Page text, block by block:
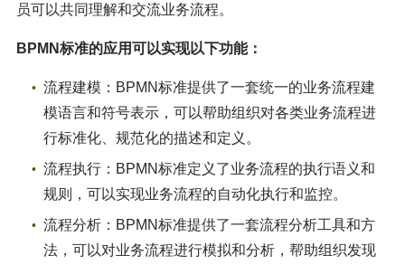
员可以共同理解和交流业务流程。
BPMN标准的应用可以实现以下功能：
流程建模：BPMN标准提供了一套统一的业务流程建
模语言和符号表示，可以帮助组织对各类业务流程进
行标准化、规范化的描述和定义。
流程执行：BPMN标准定义了业务流程的执行语义和
规则，可以实现业务流程的自动化执行和监控。
流程分析：BPMN标准提供了一套流程分析工具和方
法，可以对业务流程进行模拟和分析，帮助组织发现